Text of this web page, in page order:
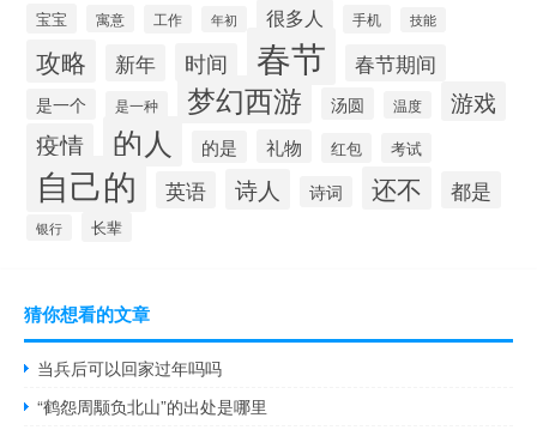
宝宝 寓意 工作 年初 很多人 手机 技能
攻略 新年 时间 春节 春节期间
是一个 是一种 梦幻西游 汤圆 温度 游戏
疫情 的人 的是 礼物 红包 考试
自己的 英语 诗人 诗词 还不 都是
银行 长辈
猜你想看的文章
当兵后可以回家过年吗吗
“鹤怨周颙负北山”的出处是哪里